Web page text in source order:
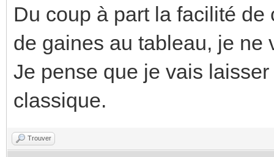
Du coup à part la facilité
de gaines au tableau, je ne
Je pense que je vais
classique.
Trouver